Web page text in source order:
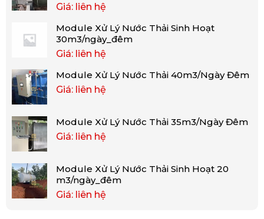
Giá: liên hệ
Module Xử Lý Nước Thải Sinh Hoạt
30m3/ngày_đêm
Giá: liên hệ
Module Xử Lý Nước Thải 40m3/Ngày Đêm
Giá: liên hệ
Module Xử Lý Nước Thải 35m3/Ngày Đêm
Giá: liên hệ
Module Xử Lý Nước Thải Sinh Hoạt 20
m3/ngày_đêm
Giá: liên hệ